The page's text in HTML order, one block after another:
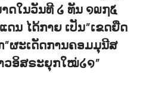
ດໃນວັນທີ ໒ ທັນ ໑໙໗໕
ນ ໄດ້ກາຍ ເປັນ”ເຂດຍືດ
”ຜະເດັດການຄອມມຸນີສ
ວອິສຣະຍຸກໃໝ່໒໑”